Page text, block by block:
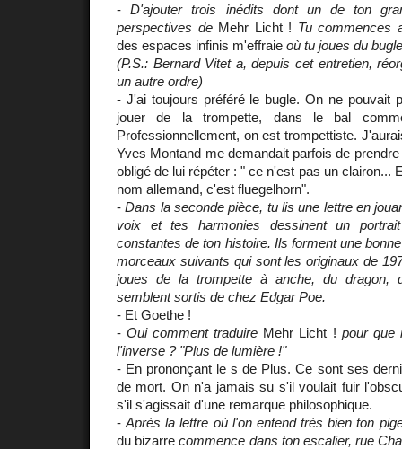
-D'ajouter trois inédits dont un de ton
perspectives de Mehr Licht ! Tu commences
des espaces infinis m'effraie où tu joues du
(P.S.: Bernard Vitet a, depuis cet entretien,
un autre ordre)
- J'ai toujours préféré le bugle. On ne pouvait
jouer de la trompette, dans le bal
Professionnellement, on est trompettiste.
Yves Montand me demandait parfois de
obligé de lui répéter : " ce n'est pas un clairon...
nom allemand, c'est fluegelhorn".
-Dans la seconde pièce, tu lis une lettre en
voix et tes harmonies dessinent un
constantes de ton histoire. Ils forment une
morceaux suivants qui sont les originaux de
joues de la trompette à anche, du dragon,
semblent sortis de chez Edgar Poe.
- Et Goethe !
-Oui comment traduire Mehr Licht ! pour que
l'inverse ? "Plus de lumière !"
- En prononçant le s de Plus. Ce sont ses
de mort. On n'a jamais su s'il voulait fuir
s'il s'agissait d'une remarque philosophique.
-Après la lettre où l'on entend très bien ton
du bizarre commence dans ton escalier, rue